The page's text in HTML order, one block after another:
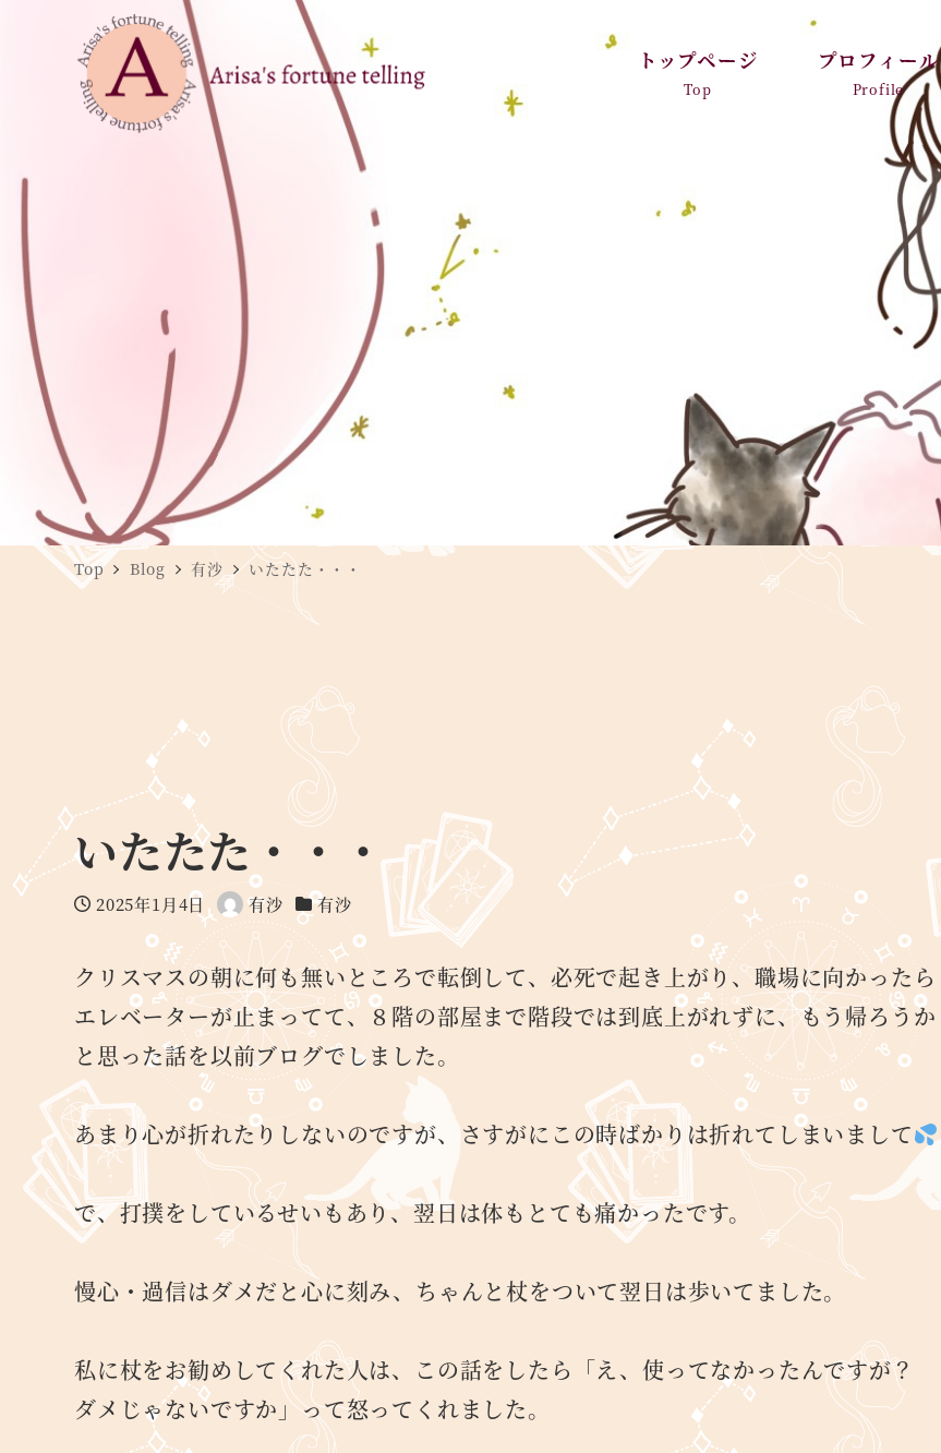
トップページ
Top
プロフィール
Profile
Top Blog 有沙 いたたた・・・
いたたた・・・
投稿日
2025年1月4日
著
者
有沙
カテゴリー
有沙
クリスマスの朝に何も無いところで転倒して、必死で起き上がり、職場に向かったら
エレベーターが止まってて、８階の部屋まで階段では到底上がれずに、もう帰ろうか
と思った話を以前ブログでしました。
あまり心が折れたりしないのですが、さすがにこの時ばかりは折れてしまいまして
で、打撲をしているせいもあり、翌日は体もとても痛かったです。
慢心・過信はダメだと心に刻み、ちゃんと杖をついて翌日は歩いてました。
私に杖をお勧めしてくれた人は、この話をしたら「え、使ってなかったんですが？
ダメじゃないですか」って怒ってくれました。